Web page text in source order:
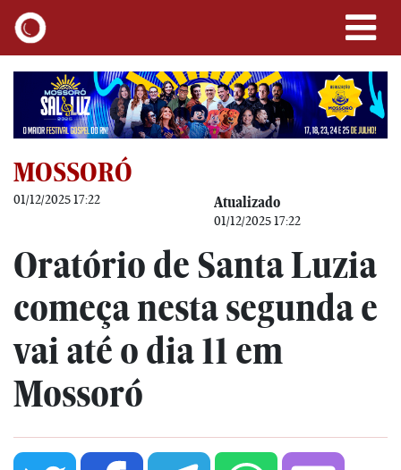
MOSSORÓ
01/12/2025 17:22 Atualizado
01/12/2025 17:22
Oratório de Santa Luzia
começa nesta segunda e
vai até o dia 11 em
Mossoró